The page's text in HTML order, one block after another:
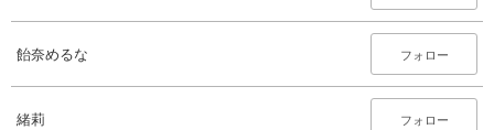
飴奈めるな フォロー
緒莉 フォロー